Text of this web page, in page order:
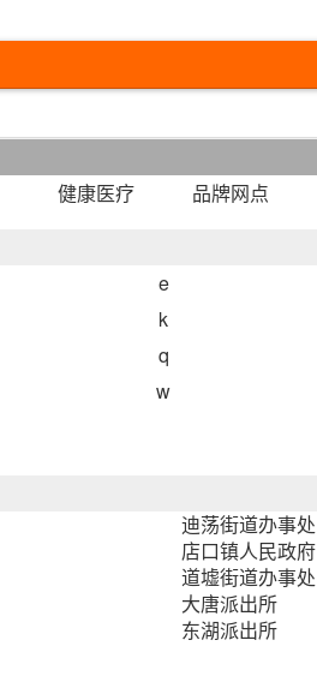
健康医疗
品牌网点
e
k
q
w
迪荡街道办事处
店口镇人民政府
道墟街道办事处
大唐派出所
东湖派出所